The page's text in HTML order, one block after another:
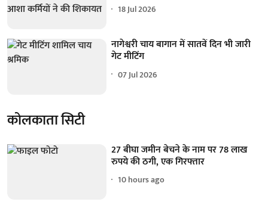
18 Jul 2026
नागेश्वरी चाय बागान में सातवें दिन भी जारी
गेट मीटिंग
07 Jul 2026
कोलकाता सिटी
27 बीघा जमीन बेचने के नाम पर 78 लाख
रुपये की ठगी, एक गिरफ्तार
10 hours ago